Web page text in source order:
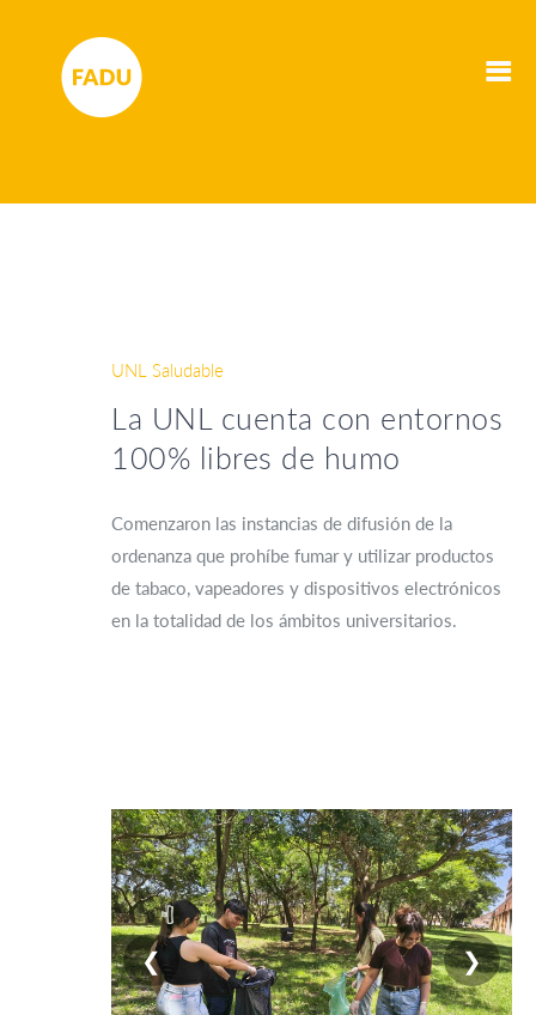
UNL Saludable
La UNL cuenta con entornos
100% libres de humo
Comenzaron las instancias de difusión de la
ordenanza que prohíbe fumar y utilizar productos
de tabaco, vapeadores y dispositivos electrónicos
en la totalidad de los ámbitos universitarios.
❮ ❯